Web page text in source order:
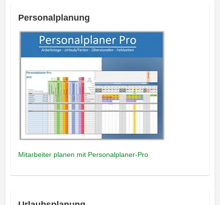
Personalplanung
Mitarbeiter planen mit Personalplaner-Pro